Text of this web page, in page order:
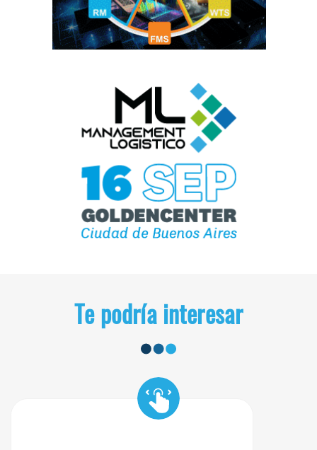
Te podría interesar